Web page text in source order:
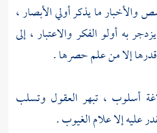
والأخبار ما يذكر أولي الأبصار ،
به أولو الفكر والاعتبار ، إلى
إلا من علم حصرها .
أسلوب ، تبهر العقول وتسلب
عليه إلا علام الغيوب .